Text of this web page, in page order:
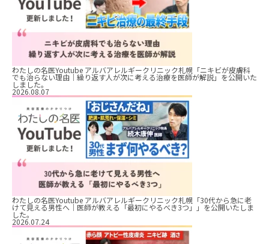
わたしの名医Youtube アルバアレルギークリニック札幌「ニキビが皮膚科
でも治らない理由｜繰り返す人が次に考える治療を医師が解説」を公開いた
しました。
2026.08.07
わたしの名医Youtube アルバアレルギークリニック札幌「30代から急に老
けて見える男性へ｜医師が教える「最初にやるべき3つ」」を公開いたしま
した。
2026.07.24